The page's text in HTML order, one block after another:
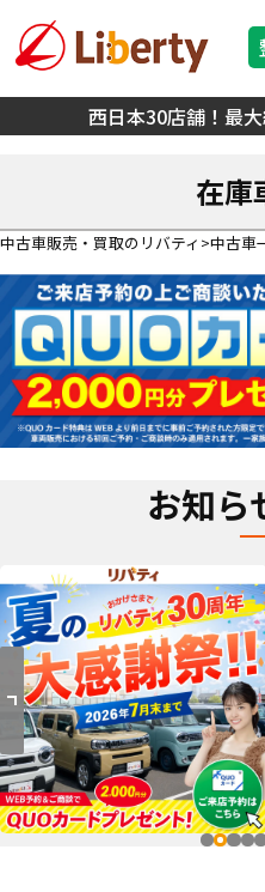
西日本30店舗！最
在庫
中古車販売・買取のリバティ 中古車
お知ら